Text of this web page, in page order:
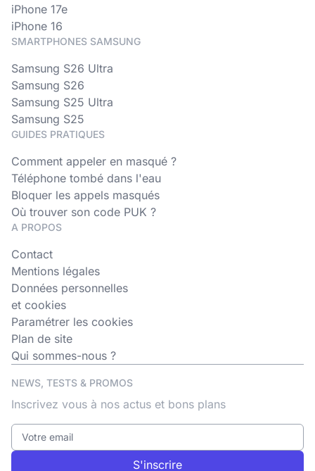
iPhone 17e
iPhone 16
SMARTPHONES SAMSUNG
Samsung S26 Ultra
Samsung S26
Samsung S25 Ultra
Samsung S25
GUIDES PRATIQUES
Comment appeler en masqué ?
Téléphone tombé dans l'eau
Bloquer les appels masqués
Où trouver son code PUK ?
A PROPOS
Contact
Mentions légales
Données personnelles
et cookies
Paramétrer les cookies
Plan de site
Qui sommes-nous ?
NEWS, TESTS & PROMOS
Inscrivez vous à nos actus et bons plans
S'inscrire